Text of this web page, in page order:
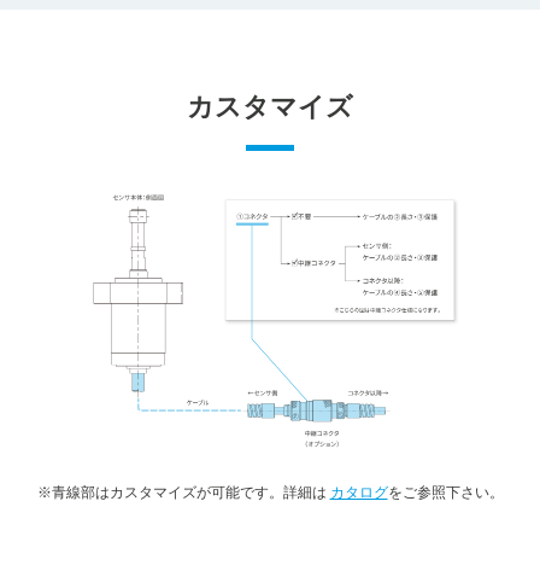
カスタマイズ
※青線部はカスタマイズが可能です。詳細は カタログをご参照下さい。